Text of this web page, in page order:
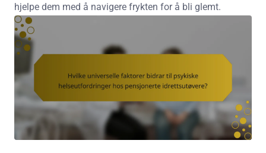
hjelpe dem med å navigere frykten for å bli glemt.